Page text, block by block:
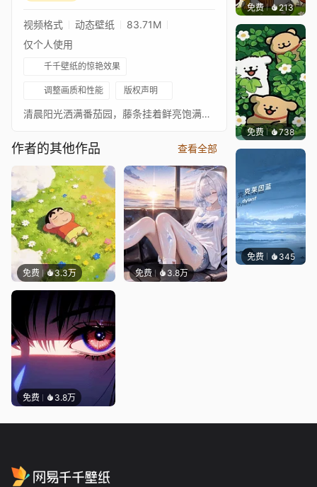
视频格式 动态壁纸
83.71M
仅个人使用
千千壁纸的惊艳效果
调整画质和性能 版权声明
清晨阳光洒满番茄园，藤条挂着鲜亮饱满的多彩小番茄，竹篮盛满收获的果实，带露水的绿意格外清新治愈。
作者的其他作品 查看全部
免费 3.3万 免费 3.8万
免费 3.8万
免费 213渔小小
免费 738渔小小
免费 345冰茶Ln